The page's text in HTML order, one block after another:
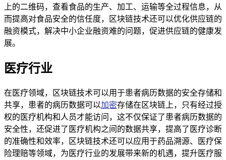
上的二维码，查看食品的生产、加工、运输等全过程信息，从
而提高对食品安全的信任度，区块链技术还可以优化供应链的
融资模式，解决中小企业融资难的问题，促进供应链的健康发
展。
医疗行业
在医疗领域，区块链技术可以用于患者病历数据的安全存储和
共享，患者的病历数据可以加密存储在区块链上，只有经过授
权的医疗机构和人员才能访问，这不仅保证了患者病历数据的
安全性，还促进了医疗机构之间的数据共享，提高了医疗诊断
的准确性和效率，区块链技术还可以应用于药品溯源、医疗保
险理赔等领域，为医疗行业的发展带来新的机遇，提升医疗服